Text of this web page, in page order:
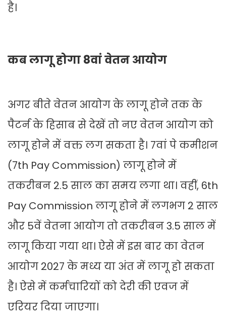
है।
कब लागू होगा 8वां वेतन आयोग
अगर बीते वेतन आयोग के लागू होने तक के
पैटर्न के हिसाब से देखें तो नए वेतन आयोग को
लागू होने में वक्त लग सकता है। 7वां पे कमीशन
(7th Pay Commission) लागू होने में
तकरीबन 2.5 साल का समय लगा था। वहीं, 6th
Pay Commission लागू होने में लगभग 2 साल
और 5वें वेतना आयोग तो तकरीबन 3.5 साल में
लागू किया गया था। ऐसे में इस बार का वेतन
आयोग 2027 के मध्य या अंत में लागू हो सकता
है। ऐसे में कर्मचारियों को देरी की एवज में
एरियर दिया जाएगा।